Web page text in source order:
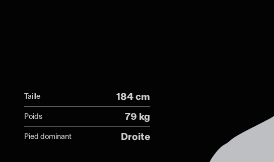
Taille 184 cm
Poids 79 kg
Pied dominant Droite